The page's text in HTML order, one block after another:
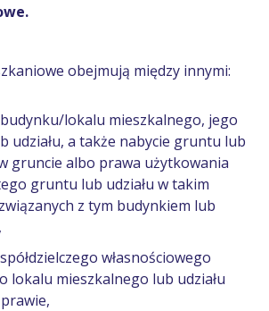
obejmują między innymi:
lokalu mieszkalnego, jego
udziału, a także nabycie gruntu lub
gruncie albo prawa użytkowania
gruntu lub udziału w takim
z tym budynkiem lub
własnościowego
lokalu mieszkalnego lub udziału